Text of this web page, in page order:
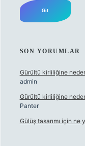
SON YORUMLAR
Gürültü kirliliğine
admin
Gürültü kirliliğine
Panter
Gülüş tasarımı için ne